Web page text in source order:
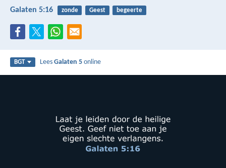
Galaten 5:16 zonde Geest begeerte
BGT LeesGalaten 5 online